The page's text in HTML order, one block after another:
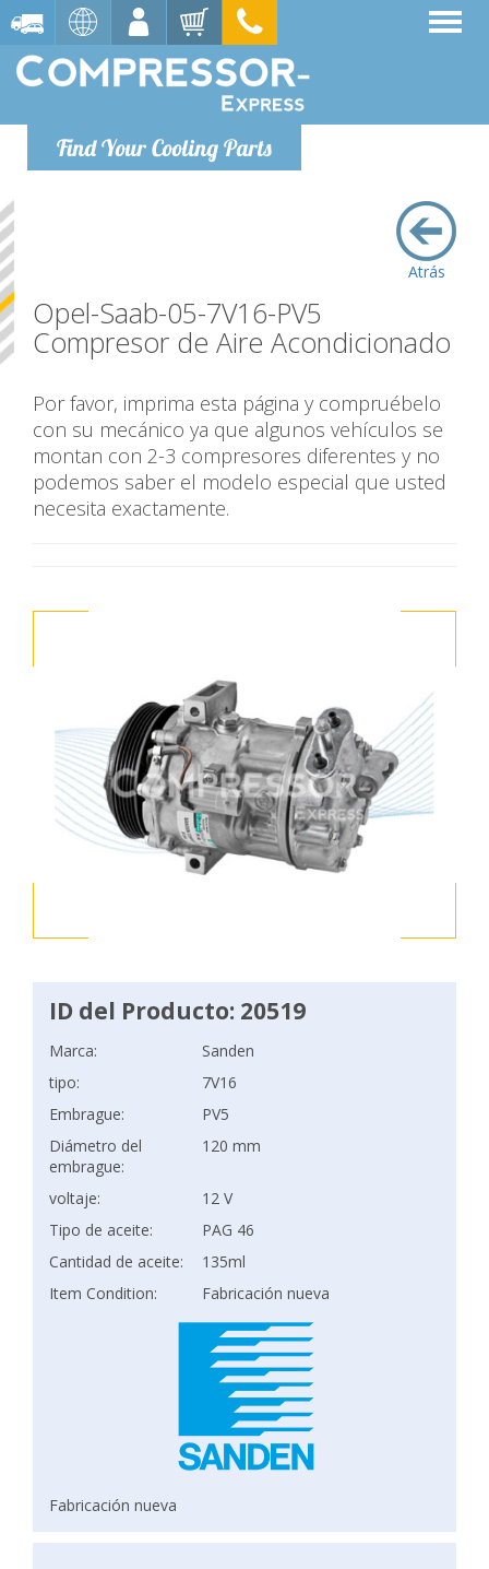
Find Your Cooling Parts
Atrás
Opel-Saab-05-7V16-PV5
Compresor de Aire Acondicionado
Por favor, imprima esta página y compruébelo
con su mecánico ya que algunos vehículos se
montan con 2-3 compresores diferentes y no
podemos saber el modelo especial que usted
necesita exactamente.
ID del Producto: 20519
Marca:
Sanden
tipo:
7V16
Embrague:
PV5
Diámetro del
embrague:
120 mm
voltaje:
12 V
Tipo de aceite:
PAG 46
Cantidad de aceite:
135ml
Item Condition:
Fabricación nueva
Fabricación nueva